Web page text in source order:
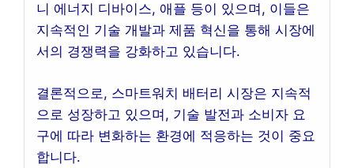
니 에너지 디바이스, 애플 등이 있으며, 이들은
지속적인 기술 개발과 제품 혁신을 통해 시장에
서의 경쟁력을 강화하고 있습니다.
결론적으로, 스마트워치 배터리 시장은 지속적
으로 성장하고 있으며, 기술 발전과 소비자 요
구에 따라 변화하는 환경에 적응하는 것이 중요
합니다.